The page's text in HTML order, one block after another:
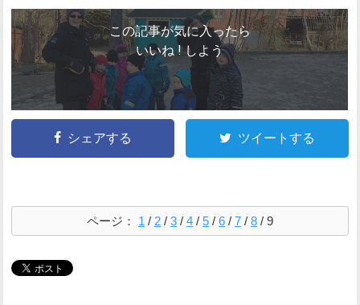
この記事が気に入ったら
いいね ! しよう
シェアする ツイートする
ページ： 1/ 2/ 3/ 4/ 5/ 6/ 7/ 8/ 9